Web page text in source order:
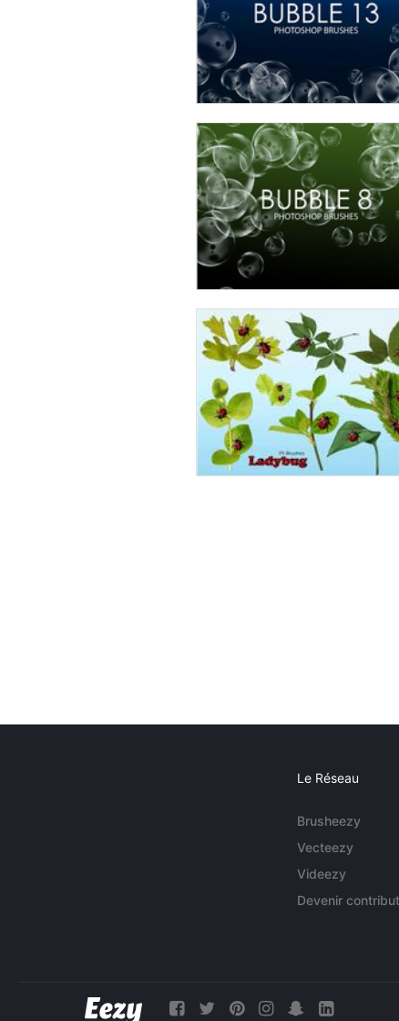
Le Réseau
Brusheezy
Vecteezy
Videezy
Devenir